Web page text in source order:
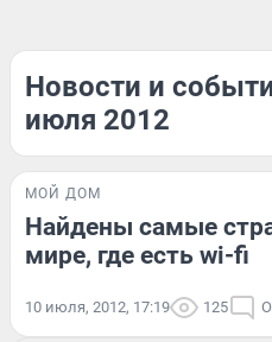
Новости и
июля 2012
МОЙ ДОМ
Найдены самые
мире, где есть wi-fi
10 июля, 2012, 17:19 125